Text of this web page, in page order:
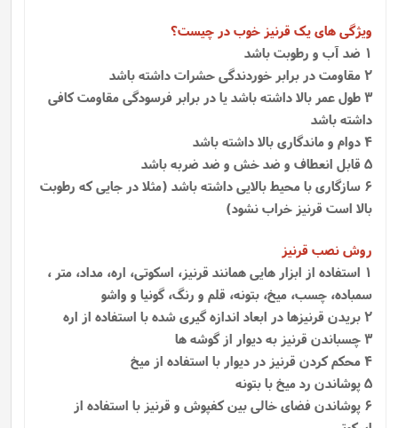
ویژگی های یک قرنیز خوب در چیست؟
1 ضد آب و رطوبت باشد
2 مقاومت در برابر خوردندگی حشرات داشته باشد
3 طول عمر بالا داشته باشد یا در برابر فرسودگی مقاومت کافی
داشته باشد
4 دوام و ماندگاری بالا داشته باشد
5 قابل انعطاف و ضد خش و ضد ضربه باشد
6 سازگاری با محیط بالایی داشته باشد (مثلا در جایی که رطوبت
بالا است قرنیز خراب نشود)
روش نصب قرنیز
1 استفاده از ابزار هایی همانند قرنیز، اسکوتی، اره، مداد، متر ،
سمباده، چسب، میخ، بتونه، قلم و رنگ، گونیا و واشو
2 بریدن قرنیزها در ابعاد اندازه گیری شده با استفاده از اره
3 چسباندن قرنیز به دیوار از گوشه ها
4 محکم کردن قرنیز در دیوار با استفاده از میخ
5 پوشاندن رد میخ با بتونه
6 پوشاندن فضای خالی بین کفپوش و قرنیز با استفاده از